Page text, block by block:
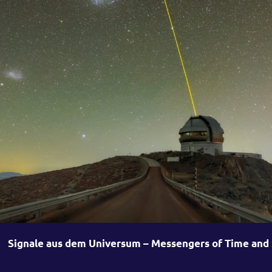
Signale aus dem Universum – Messengers of Time and